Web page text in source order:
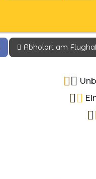
Abholort am